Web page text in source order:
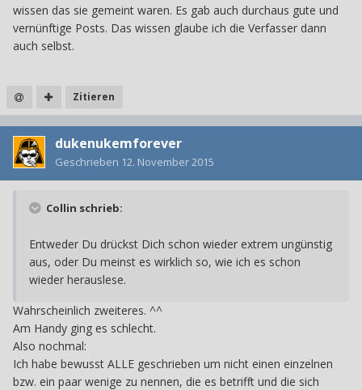
wissen das sie gemeint waren. Es gab auch durchaus gute und
vernünftige Posts. Das wissen glaube ich die Verfasser dann
auch selbst.
Zitieren
dukenukemforever
Geschrieben 12. November 2015
Collin schrieb:
Entweder Du drückst Dich schon wieder extrem ungünstig
aus, oder Du meinst es wirklich so, wie ich es schon
wieder herauslese.
Wahrscheinlich zweiteres. ^^
Am Handy ging es schlecht.
Also nochmal:
Ich habe bewusst ALLE geschrieben um nicht einen einzelnen
bzw. ein paar wenige zu nennen, die es betrifft und die sich